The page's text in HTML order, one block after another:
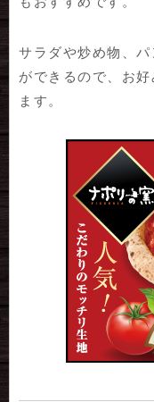
サラダや炒め物、
ができるので、お
ます。